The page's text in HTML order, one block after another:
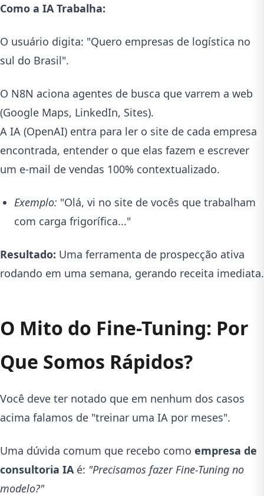
Como a IA Trabalha:
O usuário digita: "Quero empresas de logística no
sul do Brasil".
O N8N aciona agentes de busca que varrem a web
(Google Maps, LinkedIn, Sites).
A IA (OpenAI) entra para ler o site de cada empresa
encontrada, entender o que elas fazem e escrever
um e-mail de vendas 100% contextualizado.
Exemplo: "Olá, vi no site de vocês que trabalham
com carga frigorífica..."
Resultado: Uma ferramenta de prospecção ativa
rodando em uma semana, gerando receita imediata.
O Mito do Fine-Tuning: Por
Que Somos Rápidos?
Você deve ter notado que em nenhum dos casos
acima falamos de "treinar uma IA por meses".
Uma dúvida comum que recebo como empresa de
consultoria IAé: "Precisamos fazer Fine-Tuning no
modelo?"